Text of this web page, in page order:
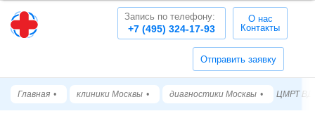
Отправить заявку
+7 (495) 324-17-93
Запись по телефону:
О нас
Контакты
Главная клиники Москвы диагностики Москвы ЦМРТ